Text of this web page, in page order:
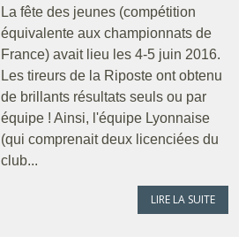
La fête des jeunes (compétition
équivalente aux championnats de
France) avait lieu les 4-5 juin 2016.
Les tireurs de la Riposte ont obtenu
de brillants résultats seuls ou par
équipe ! Ainsi, l'équipe Lyonnaise
(qui comprenait deux licenciées du
club...
LIRE LA SUITE